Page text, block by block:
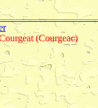
(Courgeac)